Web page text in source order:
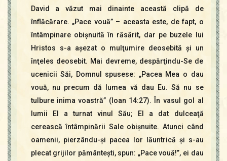
David a văzut mai dinainte această clipă de
înflăcărare. „Pace vouă” – aceasta este, de fapt, o
întâmpinare obişnuită în răsărit, dar pe buzele lui
Hristos s-a aşezat o mulţumire deosebită şi un
înţeles deosebit. Mai devreme, despărţindu-Se de
ucenicii Săi, Domnul spusese: „Pacea Mea o dau
vouă, nu precum dă lumea vă dau Eu. Să nu se
tulbure inima voastră” (Ioan 14:27). În vasul gol al
lumii El a turnat vinul Său; El a dat dulceaţă
cerească întâmpinării Sale obişnuite. Atunci când
oamenii, pierzându-şi pacea lor lăuntrică şi s-au
plecat grijilor pământeşti, spun: „Pace vouă!”, ei dau